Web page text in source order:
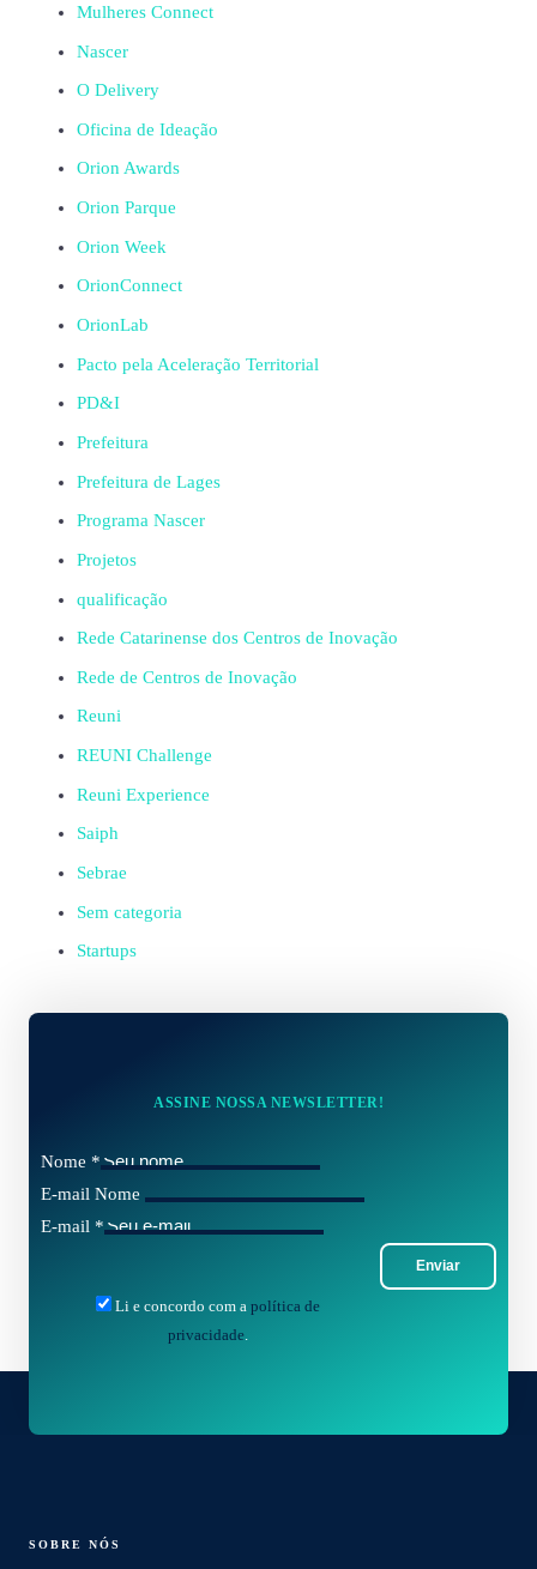
Mulheres Connect
Nascer
O Delivery
Oficina de Ideação
Orion Awards
Orion Parque
Orion Week
OrionConnect
OrionLab
Pacto pela Aceleração Territorial
PD&I
Prefeitura
Prefeitura de Lages
Programa Nascer
Projetos
qualificação
Rede Catarinense dos Centros de Inovação
Rede de Centros de Inovação
Reuni
REUNI Challenge
Reuni Experience
Saiph
Sebrae
Sem categoria
Startups
ASSINE NOSSA NEWSLETTER!
Nome *
E-mail Nome
E-mail *
Enviar
Li e concordo com a política de
privacidade
SOBRE NÓS